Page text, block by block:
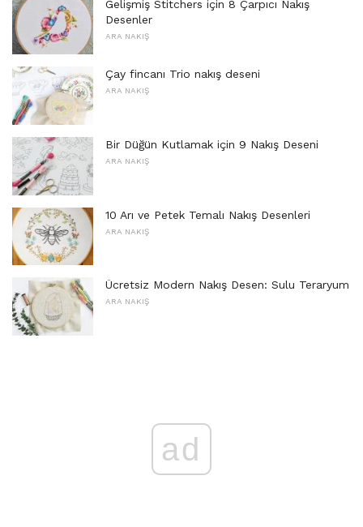
Gelişmiş Stitchers için 8 Çarpıcı Nakış
Desenler
ARA NAKIŞ
Çay fincanı Trio nakış deseni
ARA NAKIŞ
Bir Düğün Kutlamak için 9 Nakış Deseni
ARA NAKIŞ
10 Arı ve Petek Temalı Nakış Desenleri
ARA NAKIŞ
Ücretsiz Modern Nakış Desen: Sulu Teraryum
ARA NAKIŞ
ad